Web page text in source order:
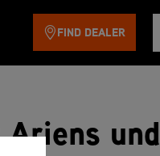
FIND DEALER
und